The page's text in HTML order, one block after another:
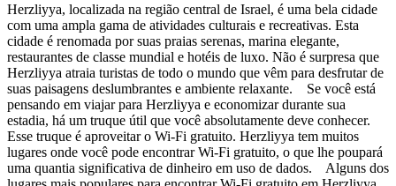
Herzliyya, localizada na região central de Israel, é uma bela cidade
com uma ampla gama de atividades culturais e recreativas. Esta
cidade é renomada por suas praias serenas, marina elegante,
restaurantes de classe mundial e hotéis de luxo. Não é surpresa que
Herzliyya atraia turistas de todo o mundo que vêm para desfrutar de
suas paisagens deslumbrantes e ambiente relaxante. Se você está
pensando em viajar para Herzliyya e economizar durante sua
estadia, há um truque útil que você absolutamente deve conhecer.
Esse truque é aproveitar o Wi-Fi gratuito. Herzliyya tem muitos
lugares onde você pode encontrar Wi-Fi gratuito, o que lhe poupará
uma quantia significativa de dinheiro em uso de dados. Alguns dos